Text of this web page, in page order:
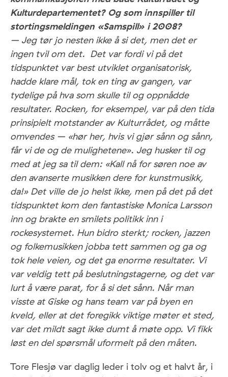
Kulturdepartementet? Og som innspiller til
stortingsmeldingen «Samspill» i 2008?
– Jeg tør jo nesten ikke å si det, men det er
ingen tvil om det. Det var fordi vi på det
tidspunktet var best utviklet organisatorisk,
hadde klare mål, tok en ting av gangen, var
tydelige på hva som skulle til og oppnådde
resultater. Rocken, for eksempel, var på den tida
prinsipielt motstander av Kulturrådet, og måtte
omvendes – «hør her, hvis vi gjør sånn og sånn,
får vi de og de mulighetene». Jeg husker til og
med at jeg sa til dem: «Kall nå for søren noe av
den avanserte musikken dere for kunstmusikk,
da!» Det ville de jo helst ikke, men på det på det
tidspunktet kom den fantastiske Monica Larsson
inn og brakte en smilets politikk inn i
rockesystemet. Hun bidro sterkt; rocken, jazzen
og folkemusikken jobba tett sammen og ga og
tok hele veien, og det ga enorme resultater. Vi
var veldig tett på beslutningstagerne, og det var
lurt å være parat, for å si det sånn. Når man
visste at Giske og hans team var på byen en
kveld, eller at det foregikk viktige møter et sted,
var det mildt sagt ikke dumt å møte opp. Vi fikk
løst en del spørsmål uformelt på den måten.
Tore Flesjø var daglig leder i tolv og et halvt år, i